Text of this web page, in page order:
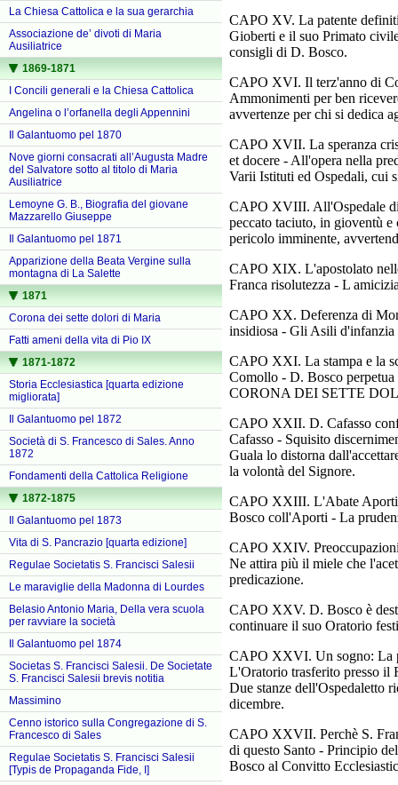
La Chiesa Cattolica e la sua gerarchia
Associazione de’ divoti di Maria
Ausiliatrice
1869-1871
I Concili generali e la Chiesa Cattolica
Angelina o l’orfanella degli Appennini
Il Galantuomo pel 1870
Nove giorni consacrati all’Augusta Madre
del Salvatore sotto al titolo di Maria
Ausiliatrice
Lemoyne G. B., Biografia del giovane
Mazzarello Giuseppe
Il Galantuomo pel 1871
Apparizione della Beata Vergine sulla
montagna di La Salette
1871
Corona dei sette dolori di Maria
Fatti ameni della vita di Pio IX
1871-1872
Storia Ecclesiastica [quarta edizione
migliorata]
Il Galantuomo pel 1872
Società di S. Francesco di Sales. Anno
1872
Fondamenti della Cattolica Religione
1872-1875
Il Galantuomo pel 1873
Vita di S. Pancrazio [quarta edizione]
Regulae Societatis S. Francisci Salesii
Le maraviglie della Madonna di Lourdes
Belasio Antonio Maria, Della vera scuola
per ravviare la società
Il Galantuomo pel 1874
Societas S. Francisci Salesii. De Societate
S. Francisci Salesii brevis notitia
Massimino
Cenno istorico sulla Congregazione di S.
Francesco di Sales
Regulae Societatis S. Francisci Salesii
[Typis de Propaganda Fide, I]
CAPO XV. La patente
Gioberti e il suo Primato
consigli di D. Bosco.
CAPO XVI. Il terz'anno di
Ammonimenti per ben
avvertenze per chi si dedica
CAPO XVII. La speranza
et docere - All'opera nella
Varii Istituti ed Ospedali, cui
CAPO XVIII. All'Ospedale di
peccato taciuto, in gioventù
pericolo imminente,
CAPO XIX. L'apostolato
Franca risolutezza - L
CAPO XX. Deferenza di
insidiosa - Gli Asili d'infanzia
CAPO XXI. La stampa e la
Comollo - D. Bosco
CORONA DEI SETTE
CAPO XXII. D. Cafasso
Cafasso - Squisito
Guala lo distorna
la volontà del Signore.
CAPO XXIII. L'Abate Aporti
Bosco coll'Aporti - La
CAPO XXIV.
Ne attira più il miele che
predicazione.
CAPO XXV. D. Bosco è
continuare il suo Oratorio
CAPO XXVI. Un sogno: La
L'Oratorio trasferito presso il
Due stanze dell'Ospedaletto
dicembre.
CAPO XXVII. Perchè S.
di questo Santo - Principio
Bosco al Convitto